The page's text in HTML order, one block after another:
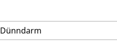
Dünndarm